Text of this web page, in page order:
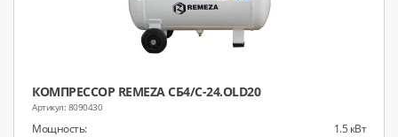
КОМПРЕССОР REMEZA СБ4/С-24.OLD20
8090430
Мощность:
1.5 кВт